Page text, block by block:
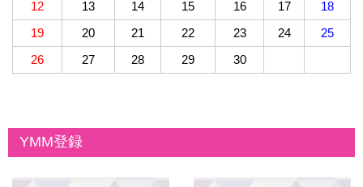
12
13 14 15 16 17
18
19
20 21 22 23 24
25
26
27 28 29 30
YMM登録